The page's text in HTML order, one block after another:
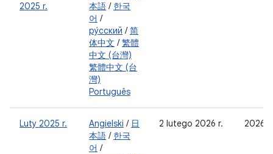
2025 r.
本語 / 한국
어 /
ру́сский /简
体中文 /繁體
中文 (台灣)
繁體中文 (台
灣)
Português
Luty 2025 r. Angielski / 日
本語 / 한국
어 /
2 lutego 2026 r. 2026-